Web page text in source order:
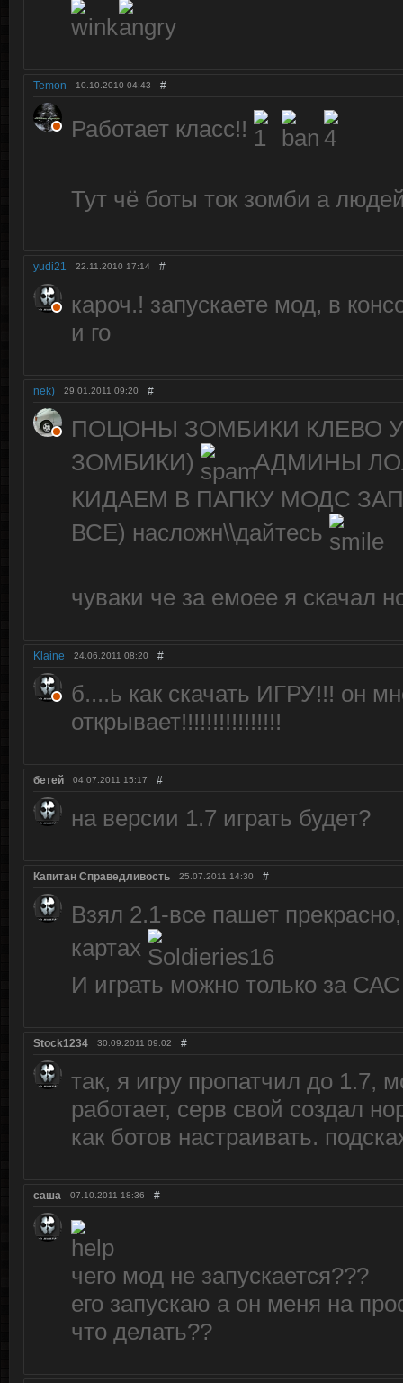
Temon 10.10.2010 04:43 #
Работает класс!!
Тут чё боты ток зомби а
yudi21 22.11.2010 17:14 #
кароч.! запускаете мод, в
и го
nek) 29.01.2011 09:20 #
ПОЦОНЫ ЗОМБИКИ КЛЕВО
ЗОМБИКИ)
АДМИНЫ
КИДАЕМ В ПАПКУ МОДС
ВСЕ) насложн\\дайтесь
чуваки че за емоее я скачал
Klaine 24.06.2011 08:20 #
б....ь как скачать ИГРУ!!! он
открывает!!!!!!!!!!!!!!!!
бетей 04.07.2011 15:17 #
на версии 1.7 играть будет?
Капитан Справедливость 25.07.2011 14:30 #
Взял 2.1-все пашет
картах
И играть можно только за САС
Stock1234 30.09.2011 09:02 #
так, я игру пропатчил до 1.7,
работает, серв свой создал
как ботов настраивать.
саша 07.10.2011 18:36 #
чего мод не запускается???
его запускаю а он меня на
что делать??